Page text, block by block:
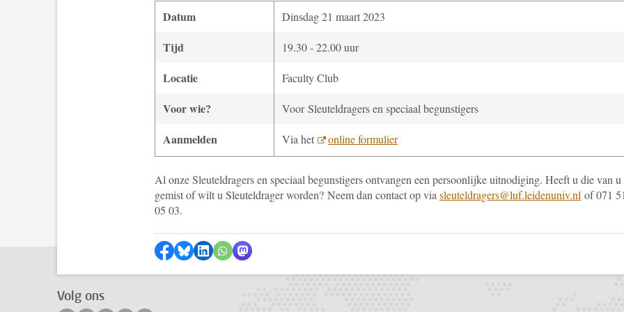
Datum Dinsdag 21 maart 2023
Tijd 19.30 - 22.00 uur
Locatie Faculty Club
Voor wie? Voor Sleuteldragers en speciaal begunstigers
Aanmelden Via het online formulier
Al onze Sleuteldragers en speciaal begunstigers ontvangen een persoonlijke uitnodiging. Heeft u die van u
gemist of wilt u Sleuteldrager worden? Neem dan contact op via sleuteldragers@luf.leidenuniv.nl of 071
05 03.
Delen op Facebook
Delen via Bluesky
Delen op LinkedIn
Delen via WhatsApp
Delen via Mastodon
Volg ons